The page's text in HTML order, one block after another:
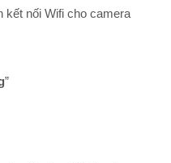
kết nối Wifi cho camera
”